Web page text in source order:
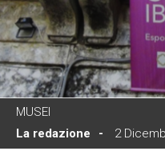
MUSEI
La redazione
2